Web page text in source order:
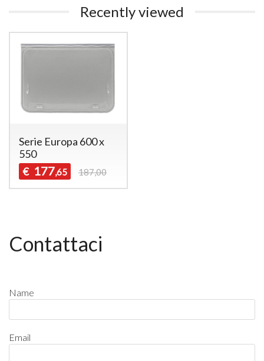
Recently viewed
Serie Europa 600 x
550
€ 177,65 187,00
Contattaci
Name
Email